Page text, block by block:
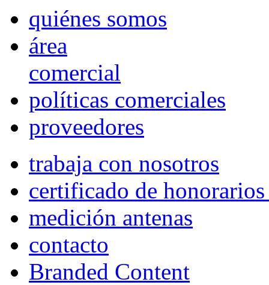
quiénes somos
área
comercial
políticas comerciales
proveedores
trabaja con nosotros
certificado de
medición antenas
contacto
Branded Content